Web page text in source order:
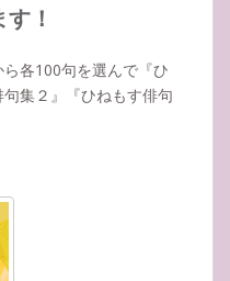
！
各100句を選んで『ひ
句集２』『ひねもす俳句